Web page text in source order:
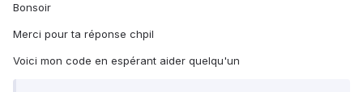
Bonsoir
Merci pour ta réponse chpil
Voici mon code en espérant aider quelqu'un